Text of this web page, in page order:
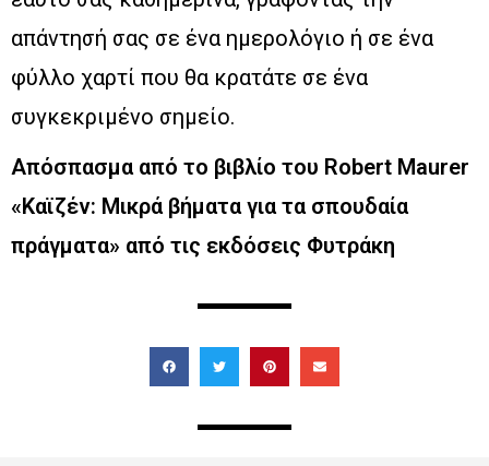
απάντησή σας σε ένα ημερολόγιο ή σε ένα
φύλλο χαρτί που θα κρατάτε σε ένα
συγκεκριμένο σημείο.
Απόσπασμα από το βιβλίο του Robert Maurer
«Καϊζέν: Μικρά βήματα για τα σπουδαία
πράγματα» από τις εκδόσεις Φυτράκη